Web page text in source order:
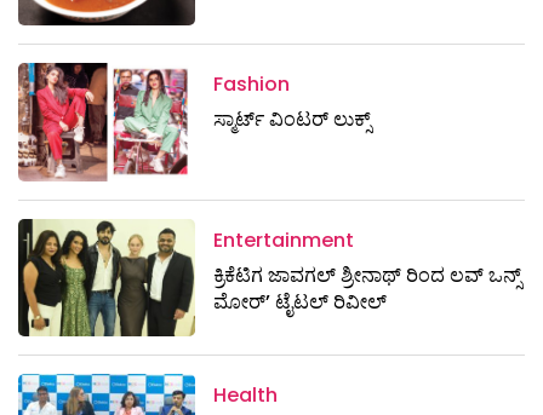
Fashion
ಸ್ಮಾರ್ಟ್‌ ವಿಂಟರ್‌ ಲುಕ್ಸ್
Entertainment
ಕ್ರಿಕೆಟಿಗ ಜಾವಗಲ್ ಶ್ರೀನಾಥ್ ರಿಂದ ಲವ್ ಒನ್ಸ್
ಮೋರ್’ ಟೈಟಲ್ ರಿವೀಲ್
Health